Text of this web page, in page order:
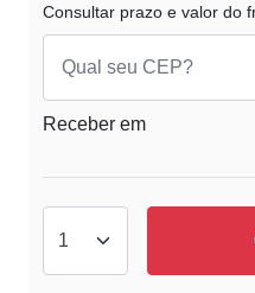
Consultar prazo e valor do
Receber em